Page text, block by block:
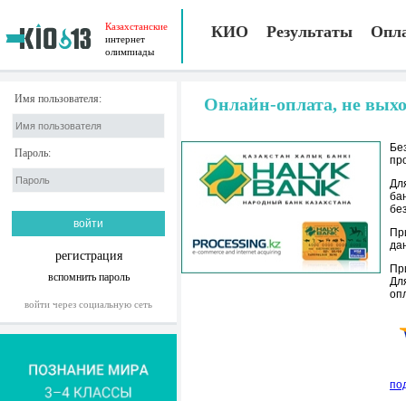
Казахстанские
интернет
олимпиады
КИО Результаты
Имя пользователя:
Пароль:
регистрация
вспомнить пароль
войти через социальную сеть
Онлайн-оплата, не